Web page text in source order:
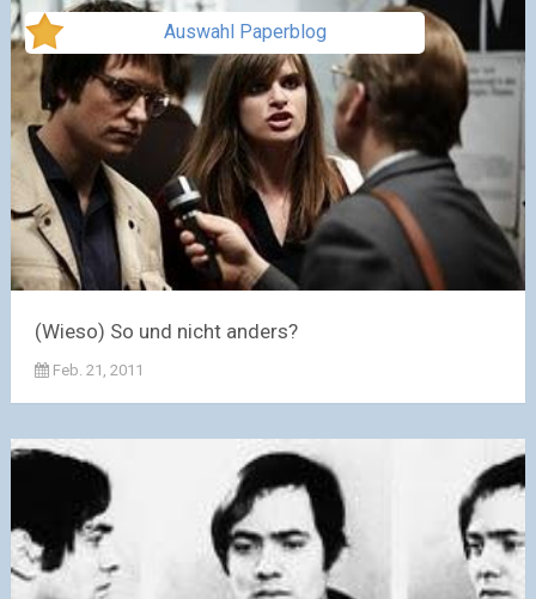
Auswahl Paperblog
(Wieso) So und nicht anders?
Feb. 21, 2011